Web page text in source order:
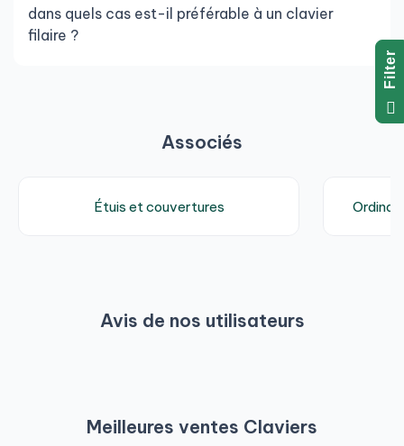
dans quels cas est-il préférable à un clavier
filaire ?
Associés
Étuis et couvertures
Avis de nos utilisateurs
Meilleures ventes Claviers
R